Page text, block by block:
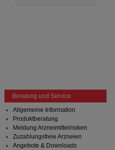
Beratung und Service
Allgemeine Information
Produktberatung
Meldung Arzneimittelrisiken
Zuzahlungsfreie Arzneien
Angebote & Downloads